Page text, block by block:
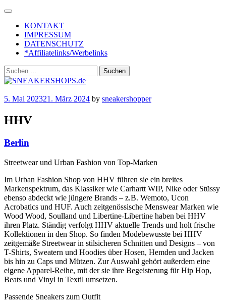
Skip
contentKONTAKT
IMPRESSUM
DATENSCHUTZ
*Affiliatelinks/Werbelinks
Suchen
nach:
5. Mai 202321. März 2024 by sneakershopper
HHV
Berlin
Streetwear und Urban Fashion von Top-Marken
Im Urban Fashion Shop von HHV führen sie ein breites
Markenspektrum, das Klassiker wie Carhartt WIP, Nike oder Stüssy
ebenso abdeckt wie jüngere Brands – z.B. Wemoto, Ucon
Acrobatics und HUF. Auch zeitgenössische Menswear Marken wie
Wood Wood, Soulland und Libertine-Libertine haben bei HHV
ihren Platz. Ständig verfolgt HHV aktuelle Trends und holt frische
Kollektionen in den Shop. So finden Modebewusste bei HHV
zeitgemäße Streetwear in stilsicheren Schnitten und Designs – von
T-Shirts, Sweatern und Hoodies über Hosen, Hemden und Jacken
bis hin zu Caps und Mützen. Zur Auswahl gehört außerdem eine
eigene Apparel-Reihe, mit der sie ihre Begeisterung für Hip Hop,
Beats und Vinyl in Textil umsetzen.
Passende Sneakers zum Outfit